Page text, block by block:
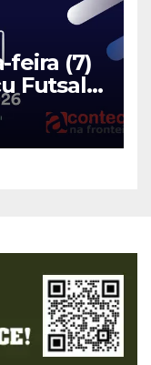
feira (7)
Futsal
quatro